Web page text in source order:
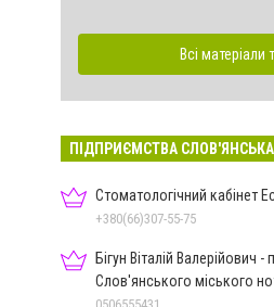
Всі матеріали
ПІДПРИЄМСТВА СЛОВ'ЯНСЬКА
Стоматологічний кабінет
+380(66)307-55-75
Бігун Віталій Валерійович
Слов'янського міського
Дон.обл.